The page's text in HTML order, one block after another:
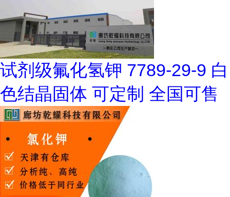
试剂级氟化氢钾 7789-29-9 白
色结晶固体 可定制 全国可售